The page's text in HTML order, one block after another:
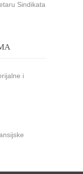
Sindikata
i